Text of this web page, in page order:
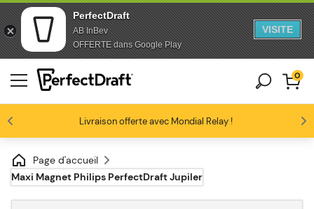
PerfectDraft
AB InBev
OFFERTE dans Google Play
VISITE
Passer au contenu
Passer en bas de page
Livraison offerte avec Mondial Relay !
Profitez de -10% dès 3 fûts unitaires
Les amateurs de bière nous adorent
0
Page d'accueil
Maxi Magnet Philips PerfectDraft Jupiler